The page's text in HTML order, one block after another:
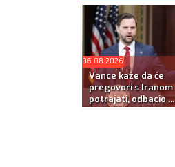
06.08.2026
Vance kaže da će
pregovori s Iranom
potrajati, odbacio ...